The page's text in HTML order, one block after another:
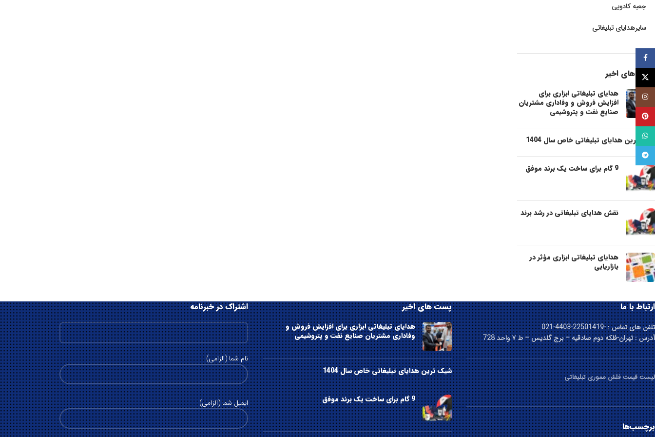
جعبه کادویی
سایرهدایای تبلیغاتی
پست های اخیر
هدایای تبلیغاتی ابزاری برای
افزایش فروش و وفاداری مشتریان
صنایع نفت و پتروشیمی
شیک ترین هدایای تبلیغاتی خاص سال 1404
9 گام برای ساخت یک برند موفق
نقش هدایای تبلیغاتی در رشد برند
هدایای تبلیغاتی ابزاری مؤثر در
بازاریابی
ارتباط با ما
تلفن های تماس : -22501419-4403-021
آدرس : تهران-فلکه دوم صادقیه – برج گلدیس – ط ۷ واحد 728
لیست قیمت فلش مموری تبلیغاتی
برچسب‌ها
پست های اخیر
هدایای تبلیغاتی ابزاری برای افزایش فروش و
وفاداری مشتریان صنایع نفت و پتروشیمی
شیک ترین هدایای تبلیغاتی خاص سال 1404
9 گام برای ساخت یک برند موفق
اشتراک در خبرنامه
نام شما (الزامی)
ایمیل شما (الزامی)
توئیتر (X)
اینستاگرام
پینترست
واتساپ
تلگرام